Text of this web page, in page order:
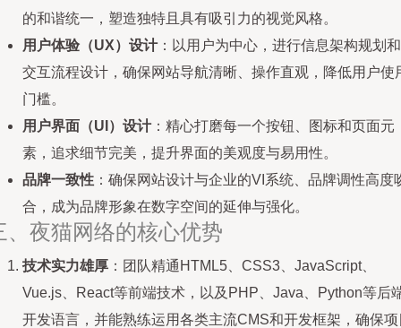
的和谐统一，塑造独特且具有吸引力的视觉风格。
用户体验（UX）设计：以用户为中心，进行信息架构规划和
交互流程设计，确保网站导航清晰、操作直观，降低用户使
门槛。
用户界面（UI）设计：精心打磨每一个按钮、图标和页面元
素，追求细节完美，提升界面的美观度与易用性。
品牌一致性 ：确保网站设计与企业的VI系统、品牌调性高度
合，成为品牌形象在数字空间的延伸与强化。
、夜猫网络的核心优势
技术实力雄厚 ：团队精通HTML5、CSS3、JavaScript、
Vue.js、React等前端技术，以及PHP、Java、Python等后
开发语言，并能熟练运用各类主流CMS和开发框架，确保项